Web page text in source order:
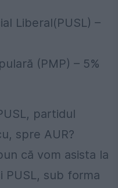
Liberal(PUSL) –
(PMP) – 5%
partidul
spre AUR?
că vom asista la
PUSL, sub forma